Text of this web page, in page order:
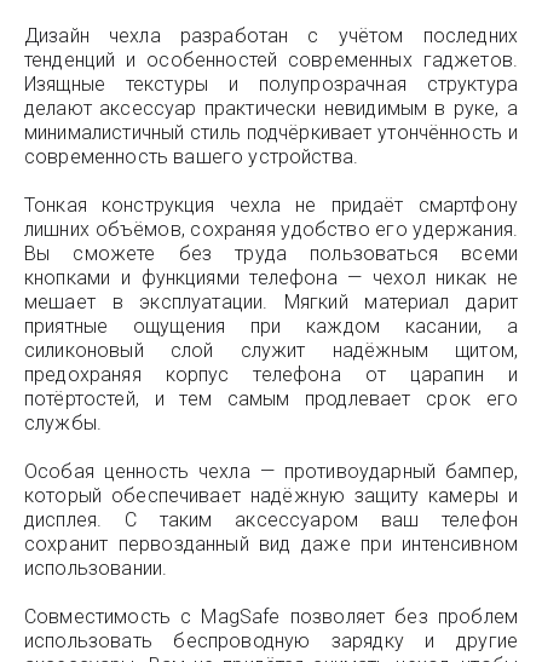
Дизайн чехла разработан с учётом последних
тенденций и особенностей современных гаджетов.
Изящные текстуры и полупрозрачная структура
делают аксессуар практически невидимым в руке, а
минималистичный стиль подчёркивает утончённость и
современность вашего устройства.
Тонкая конструкция чехла не придаёт смартфону
лишних объёмов, сохраняя удобство его удержания.
Вы сможете без труда пользоваться всеми
кнопками и функциями телефона — чехол никак не
мешает в эксплуатации. Мягкий материал дарит
приятные ощущения при каждом касании, а
силиконовый слой служит надёжным щитом,
предохраняя корпус телефона от царапин и
потёртостей, и тем самым продлевает срок его
службы.
Особая ценность чехла — противоударный бампер,
который обеспечивает надёжную защиту камеры и
дисплея. С таким аксессуаром ваш телефон
сохранит первозданный вид даже при интенсивном
использовании.
Совместимость с MagSafe позволяет без проблем
использовать беспроводную зарядку и другие